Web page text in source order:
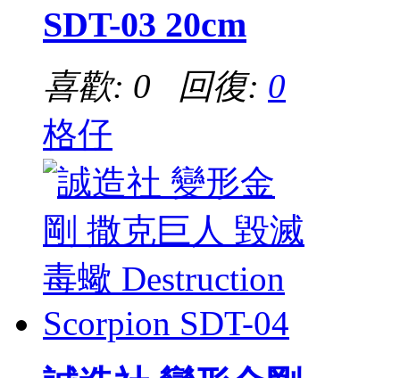
SDT-03 20cm
喜歡: 0 回復: 0
格仔